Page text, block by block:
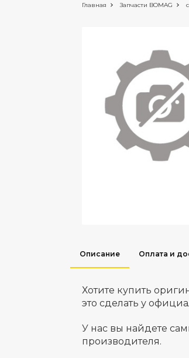
Главная Запчасти BOMAG
Описание Оплата и
Хотите купить
это сделать у
У нас вы найдете
производителя.